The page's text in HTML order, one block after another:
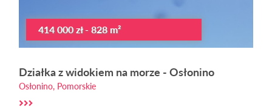
414 000 zł - 828 m²
Działka z widokiem na morze - Osłonino
Osłonino, Pomorskie